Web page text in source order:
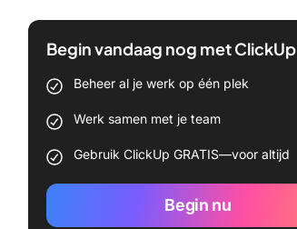
Begin vandaag nog met ClickUp
Beheer al je werk op één plek
Werk samen met je team
Gebruik ClickUp GRATIS—voor altijd
Begin nu